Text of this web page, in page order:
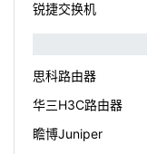
锐捷交换机
思科路由器
华三H3C路由器
瞻博Juniper